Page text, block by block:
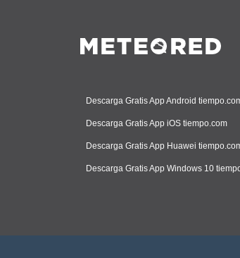
Descarga Gratis App Android
Descarga Gratis App iOS tiempo.com
Descarga Gratis App Huawei
Descarga Gratis App Windows 10